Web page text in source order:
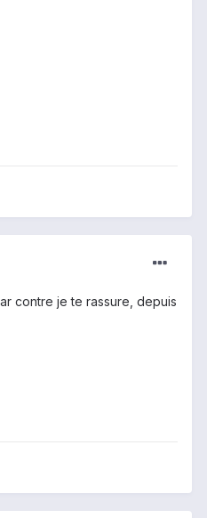
contre je te rassure, depuis